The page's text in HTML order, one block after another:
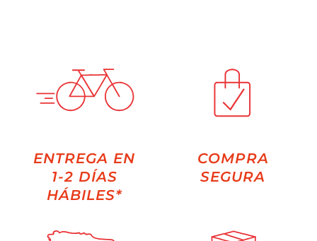
ENTREGA EN
1-2 DÍAS
HÁBILES*
COMPRA
SEGURA